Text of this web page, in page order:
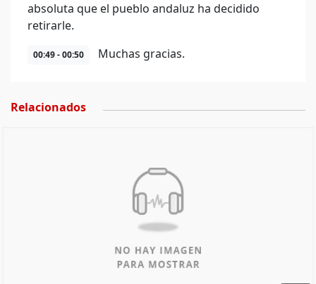
absoluta que el pueblo andaluz ha decidido
retirarle.
00:49 - 00:50 Muchas gracias.
Relacionados